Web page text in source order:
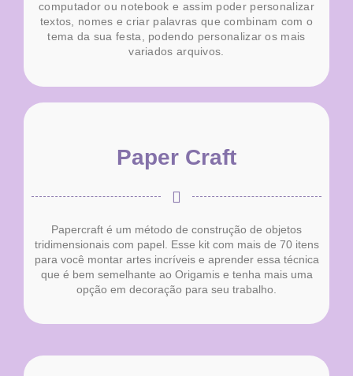
computador ou notebook e assim poder personalizar
textos, nomes e criar palavras que combinam com o
tema da sua festa, podendo personalizar os mais
variados arquivos.
Paper Craft
Papercraft é um método de construção de objetos
tridimensionais com papel. Esse kit com mais de 70 itens
para você montar artes incríveis e aprender essa técnica
que é bem semelhante ao Origamis e tenha mais uma
opção em decoração para seu trabalho.